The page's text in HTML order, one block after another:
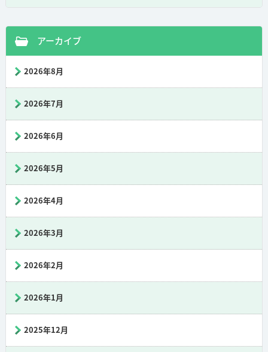
アーカイブ
2026年8月
2026年7月
2026年6月
2026年5月
2026年4月
2026年3月
2026年2月
2026年1月
2025年12月